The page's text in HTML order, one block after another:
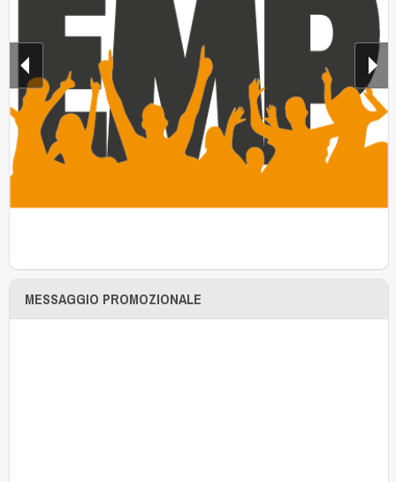
MESSAGGIO PROMOZIONALE